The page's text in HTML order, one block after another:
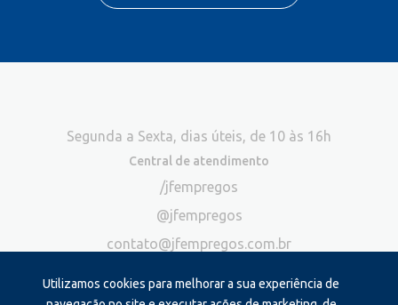
Utilizamos cookies para melhorar a sua experiência de
Segunda a Sexta, dias úteis, de 10 às 16h
Central de atendimento
/jfempregos
@jfempregos
contato@jfempregos.com.br
Publicidade